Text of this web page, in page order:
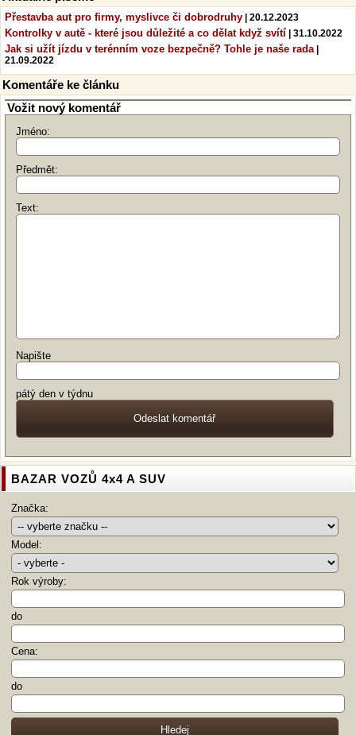
Přestavba aut pro firmy, myslivce či dobrodruhy | 20.12.2023
Kontrolky v autě - které jsou důležité a co dělat když svítí | 31.10.2022
Jak si užít jízdu v terénním voze bezpečně? Tohle je naše rada|
21.09.2022
Komentáře ke článku
Vožit nový komentář
Jméno:
Předmět:
Text:
Napište
pátý den v týdnu
BAZAR VOZŮ 4x4 A SUV
Značka:
Model:
Rok výroby:
do
Cena:
do